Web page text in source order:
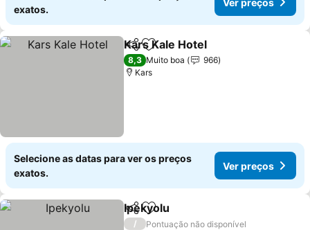
exatos.
PartilharAdicionar aos favoritos
Kars Kale Hotel
8,3 Muito boa
966
Kars
Selecione as datas para ver os preços
exatos.
Ver preços
PartilharAdicionar aos favoritos
Ipekyolu
/
Pontuação não disponível